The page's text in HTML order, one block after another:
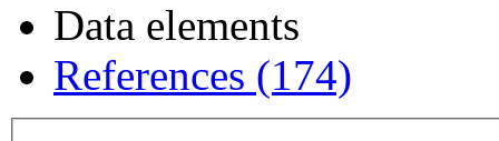
Data elements
References (174)